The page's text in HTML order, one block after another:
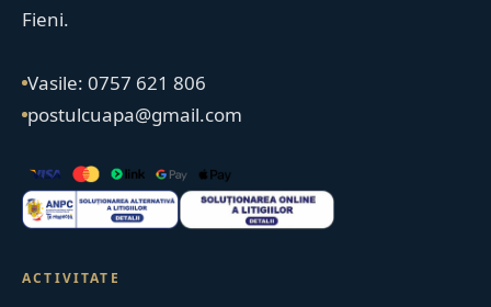
Fieni.
Vasile: 0757 621 806
postulcuapa@gmail.com
ACTIVITATE